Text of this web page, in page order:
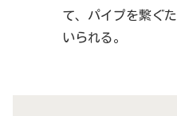
て、パイプを繋ぐ
いられる。